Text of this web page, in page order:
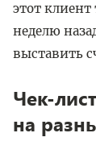
этот
неделю
выставить
Чек-
на